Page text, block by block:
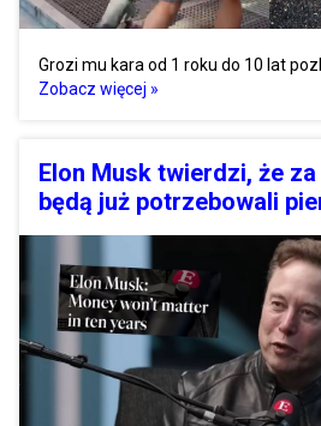
Grozi mu kara od 1 roku do 10 lat
Zobacz więcej »
Elon Musk twierdzi, że
będą już potrzebowali